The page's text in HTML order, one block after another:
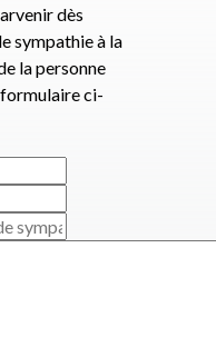
dès
sympathie à la
la personne
ci-